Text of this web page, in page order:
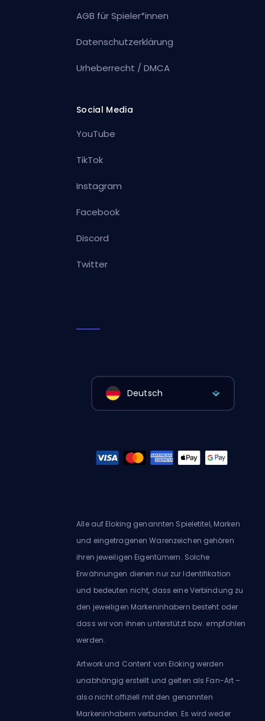
AGB für Spieler*innen
Datenschutzerklärung
Urheberrecht / DMCA
Social Media
YouTube
TikTok
Instagram
Facebook
Discord
Twitter
Deutsch
Alle auf Eloking genannten Spieletitel, Marken
und eingetragenen Warenzeichen gehören
ihren jeweiligen Eigentümern. Solche
Erwähnungen dienen nur zur Identifikation
und bedeuten nicht, dass eine Verbindung zu
den jeweiligen Markeninhabern besteht oder
dass wir von ihnen unterstützt bzw. empfohlen
werden.
Artwork und Content von Eloking werden
unabhängig erstellt und gelten als Fan-Art –
also nicht offiziell mit den genannten
Markeninhabern verbunden. Es wird weder